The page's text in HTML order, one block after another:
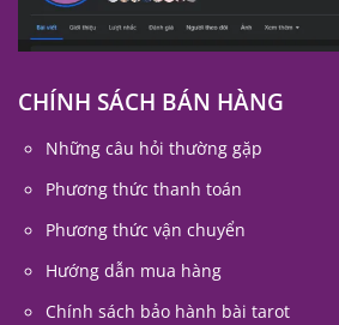
CHÍNH SÁCH BÁN HÀNG
Những câu hỏi thường gặp
Phương thức thanh toán
Phương thức vận chuyển
Hướng dẫn mua hàng
Chính sách bảo hành bài tarot